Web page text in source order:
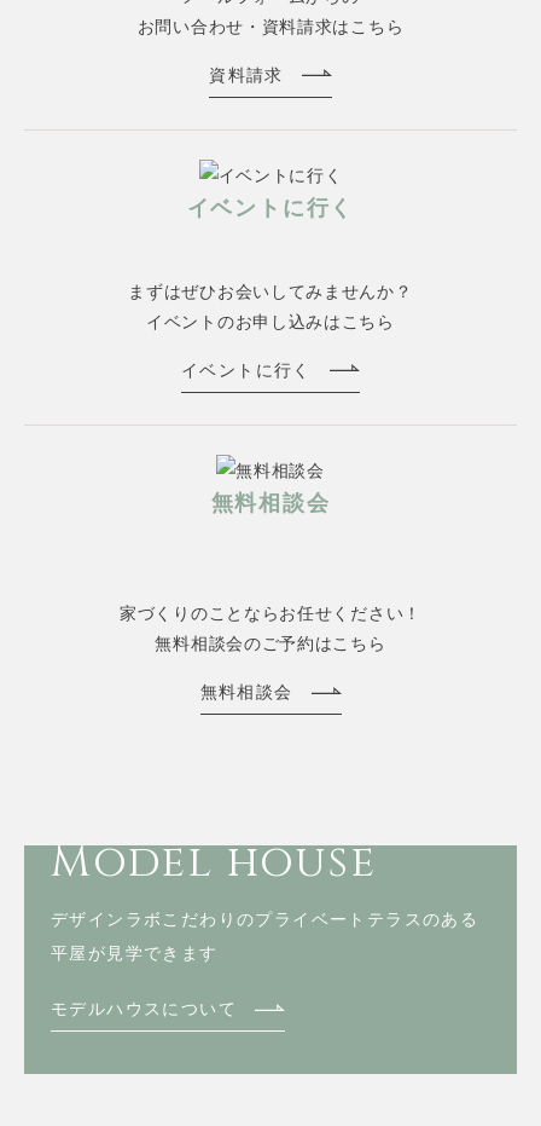
お問い合わせ・資料請求はこちら
資料請求
イベントに行く
まずはぜひお会いしてみませんか？
イベントのお申し込みはこちら
イベントに行く
無料相談会
家づくりのことならお任せください！
無料相談会のご予約はこちら
無料相談会
Model house
デザインラボこだわりのプライベートテラスのある
平屋が見学できます
モデルハウスについて